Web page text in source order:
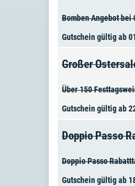
Bomben Angebot
Gutschein gültig ab
Großer
Über 150
Gutschein gültig ab
Doppio Passo
Doppio Passo
Gutschein gültig ab